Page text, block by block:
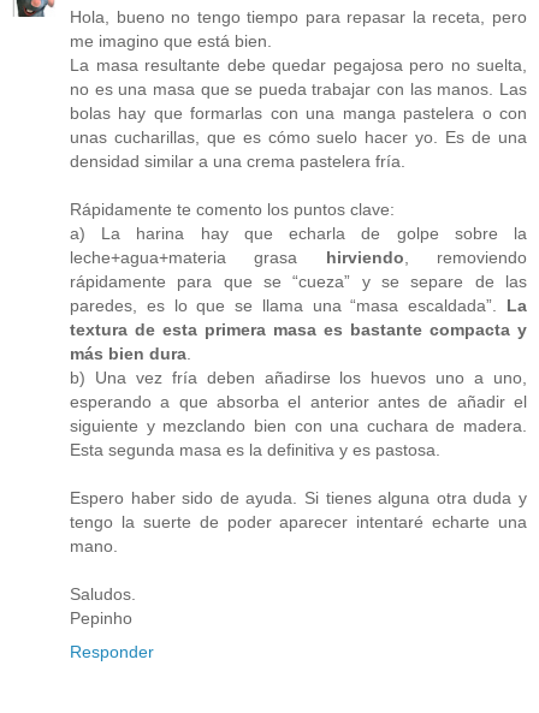
Hola, bueno no tengo tiempo para repasar la receta, pero
me imagino que está bien.
La masa resultante debe quedar pegajosa pero no suelta,
no es una masa que se pueda trabajar con las manos. Las
bolas hay que formarlas con una manga pastelera o con
unas cucharillas, que es cómo suelo hacer yo. Es de una
densidad similar a una crema pastelera fría.
Rápidamente te comento los puntos clave:
a) La harina hay que echarla de golpe sobre la
leche+agua+materia grasa hirviendo , removiendo
rápidamente para que se “cueza” y se separe de las
paredes, es lo que se llama una “masa escaldada”. La
textura de esta primera masa es bastante compacta y
más bien dura
b) Una vez fría deben añadirse los huevos uno a uno,
esperando a que absorba el anterior antes de añadir el
siguiente y mezclando bien con una cuchara de madera.
Esta segunda masa es la definitiva y es pastosa.
Espero haber sido de ayuda. Si tienes alguna otra duda y
tengo la suerte de poder aparecer intentaré echarte una
mano.
Saludos.
Pepinho
Responder